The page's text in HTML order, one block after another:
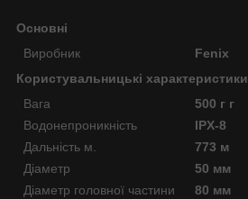
Основні
Виробник
Fenix
Користувальницькі характеристики
Вага
500 г г
Водонепроникність
IPX-8
Дальність м.
773 м
Діаметр
50 мм
Діаметр головної частини
80 мм